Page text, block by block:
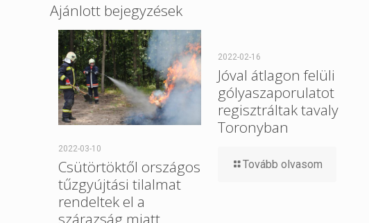
Ajánlott bejegyzések
2022-03-10
Csütörtöktől országos
tűzgyújtási tilalmat
rendeltek el a
szárazság miatt
2022-02-16
Jóval átlagon felüli
gólyaszaporulatot
regisztráltak tavaly
Toronyban
Tovább olvasom